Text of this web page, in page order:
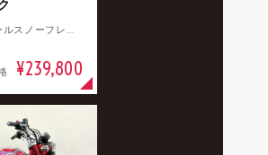
ホンダ / 110cc / パールスノーフレークホワイト
¥239,800